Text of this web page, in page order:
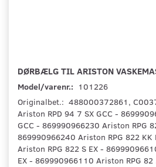
DØRBÆLG TIL ARISTON
Model/varenr.: 101226
Originalbet.: 488000372861,
Ariston RPD 94 7 SX GCC -
GCC - 869990966230 Ariston RPG
869990966240 Ariston RPG 822
Ariston RPG 822 S EX -
EX - 869990966110 Ariston RPG 82